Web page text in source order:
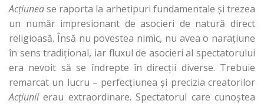
Acţiunease raporta la arhetipuri fundamentale şi trezea
un număr impresionant de asocieri de natură direct
religioasă. Însă nu povestea nimic, nu avea o naraţiune
în sens tradiţional, iar fluxul de asocieri al spectatorului
era nevoit să se îndrepte în direcţii diverse. Trebuie
remarcat un lucru – perfecţiunea şi precizia creatorilor
Acţiunii erau extraordinare. Spectatorul care cunoştea